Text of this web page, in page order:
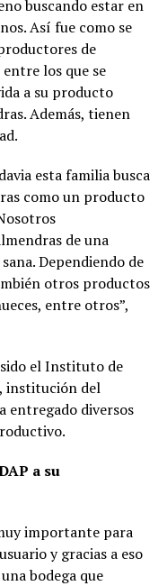
buscando estar en
Así fue como se
de
los que se
a su producto
Además, tienen
esta familia busca
como un producto
de una
Dependiendo de
otros productos
entre otros”,
el Instituto de
institución del
entregado diversos
a su
importante para
y gracias a eso
bodega que